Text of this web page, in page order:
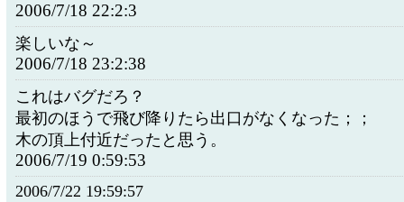
2006/7/18 22:2:3
楽しいな～
2006/7/18 23:2:38
これはバグだろ？
最初のほうで飛び降りたら出口がなくなった；；
木の頂上付近だったと思う。
2006/7/19 0:59:53
2006/7/22 19:59:57